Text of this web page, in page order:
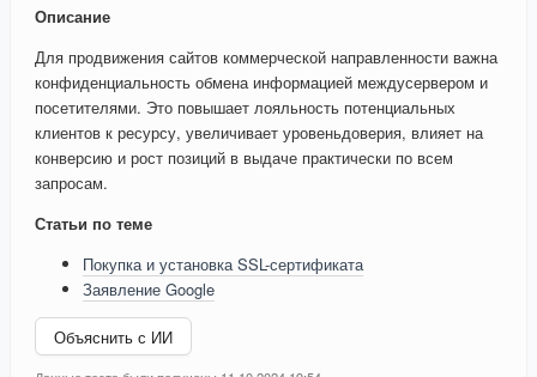
Описание
Для продвижения сайтов коммерческой направленности важна
конфиденциальность обмена информацией междусервером и
посетителями. Это повышает лояльность потенциальных
клиентов к ресурсу, увеличивает уровеньдоверия, влияет на
конверсию и рост позиций в выдаче практически по всем
запросам.
Статьи по теме
Покупка и установка SSL-сертификата
Заявление Google
Объяснить с ИИ